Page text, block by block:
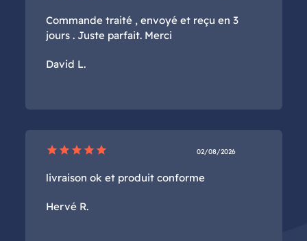
Commande traité , envoyé et reçu en 3
jours . Juste parfait. Merci
David L.
star star star star star 02/08/2026
livraison ok et produit conforme
Hervé R.